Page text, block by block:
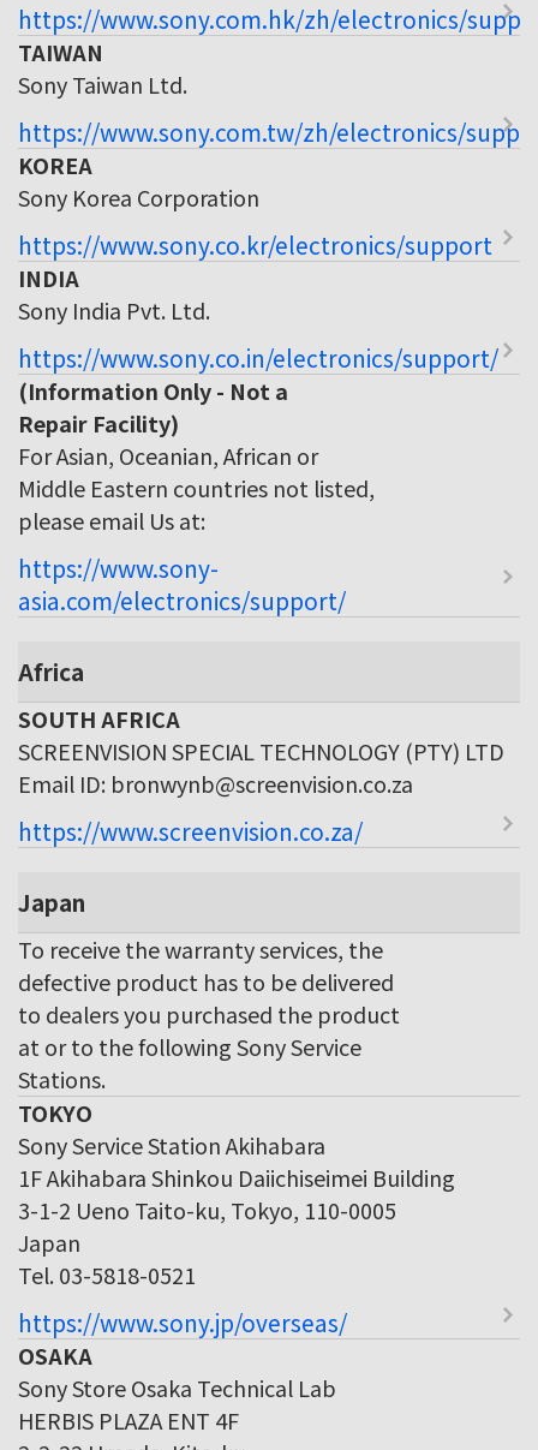
https://www.sony.com.hk/zh/electronics/
TAIWAN
Sony Taiwan Ltd.
https://www.sony.com.tw/zh/electronics/
KOREA
Sony Korea Corporation
https://www.sony.co.kr/electronics/support
INDIA
Sony India Pvt. Ltd.
https://www.sony.co.in/electronics/support/
(Information Only - Not a
Repair Facility)
For Asian, Oceanian, African or
Middle Eastern countries not listed,
please email Us at:
https://www.sony-
asia.com/electronics/support/
Africa
SOUTH AFRICA
SCREENVISION SPECIAL TECHNOLOGY (PTY) LTD
Email ID: bronwynb@screenvision.co.za
https://www.screenvision.co.za/
Japan
To receive the warranty services, the
defective product has to be delivered
to dealers you purchased the product
at or to the following Sony Service
Stations.
TOKYO
Sony Service Station Akihabara
1F Akihabara Shinkou Daiichiseimei Building
3-1-2 Ueno Taito-ku, Tokyo, 110-0005
Japan
Tel. 03-5818-0521
https://www.sony.jp/overseas/
OSAKA
Sony Store Osaka Technical Lab
HERBIS PLAZA ENT 4F